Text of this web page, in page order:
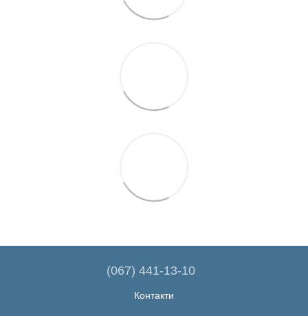
(067) 441-13-10
Контакти